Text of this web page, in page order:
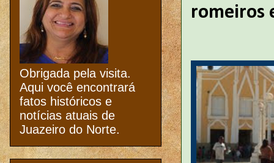
romeiros
Obrigada pela visita.
Aqui você encontrará
fatos históricos e
notícias atuais de
Juazeiro do Norte.